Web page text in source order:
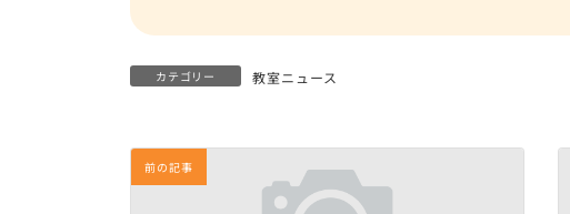
カテゴリー 教室ニュース
前の記事